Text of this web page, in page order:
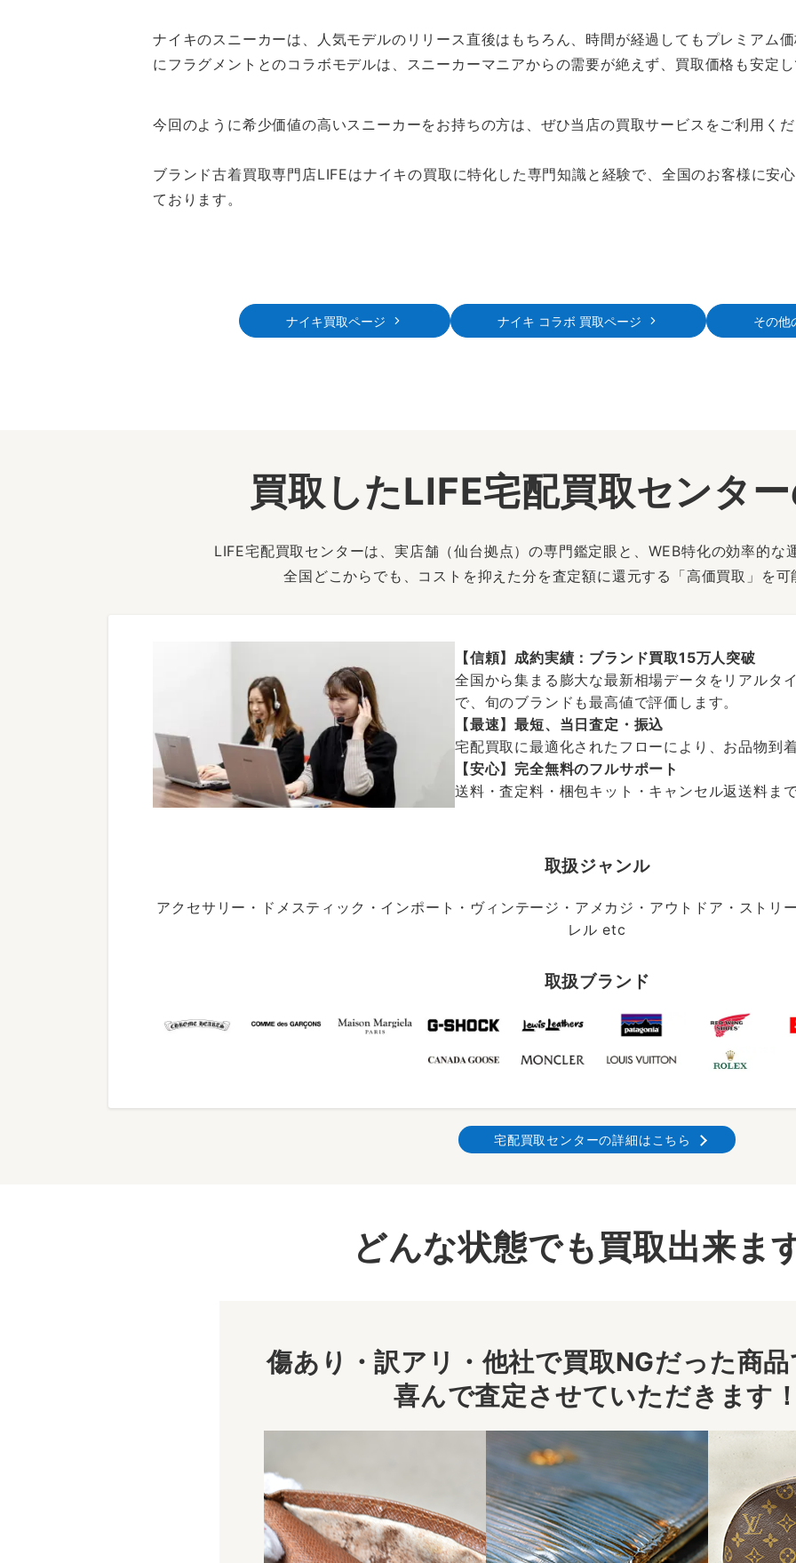
ナイキのスニーカーは、人気モデルのリリース直後はもちろん、時間が経過してもプレミアム
にフラグメントとのコラボモデルは、スニーカーマニアからの需要が絶えず、買取価格も安定
今回のように希少価値の高いスニーカーをお持ちの方は、ぜひ当店の買取サービスをご利用く
ブランド古着買取専門店LIFEはナイキの買取に特化した専門知識と経験で、全国のお客様に安
ております。
ナイキ買取ページ ナイキ コラボ 買取ページ その他
買取したLIFE宅配買取センタ
LIFE宅配買取センターは、実店舗（仙台拠点）の専門鑑定眼と、WEB特化の効率的な
全国どこからでも、コストを抑えた分を査定額に還元する「高価買取」を
【信頼】成約実績：ブランド買取15万人突破
全国から集まる膨大な最新相場データをリアルタ
で、旬のブランドも最高値で評価します。
【最速】最短、当日査定・振込
宅配買取に最適化されたフローにより、お品物到
【安心】完全無料のフルサポート
送料・査定料・梱包キット・キャンセル返送料ま
取扱ジャンル
アクセサリー・ドメスティック・インポート・ヴィンテージ・アメカジ・アウトドア・ストリ
レル etc
取扱ブランド
宅配買取センターの詳細はこちら
どんな状態でも買取出来ま
傷あり・訳アリ・他社で買取NGだった商
喜んで査定させていただきます